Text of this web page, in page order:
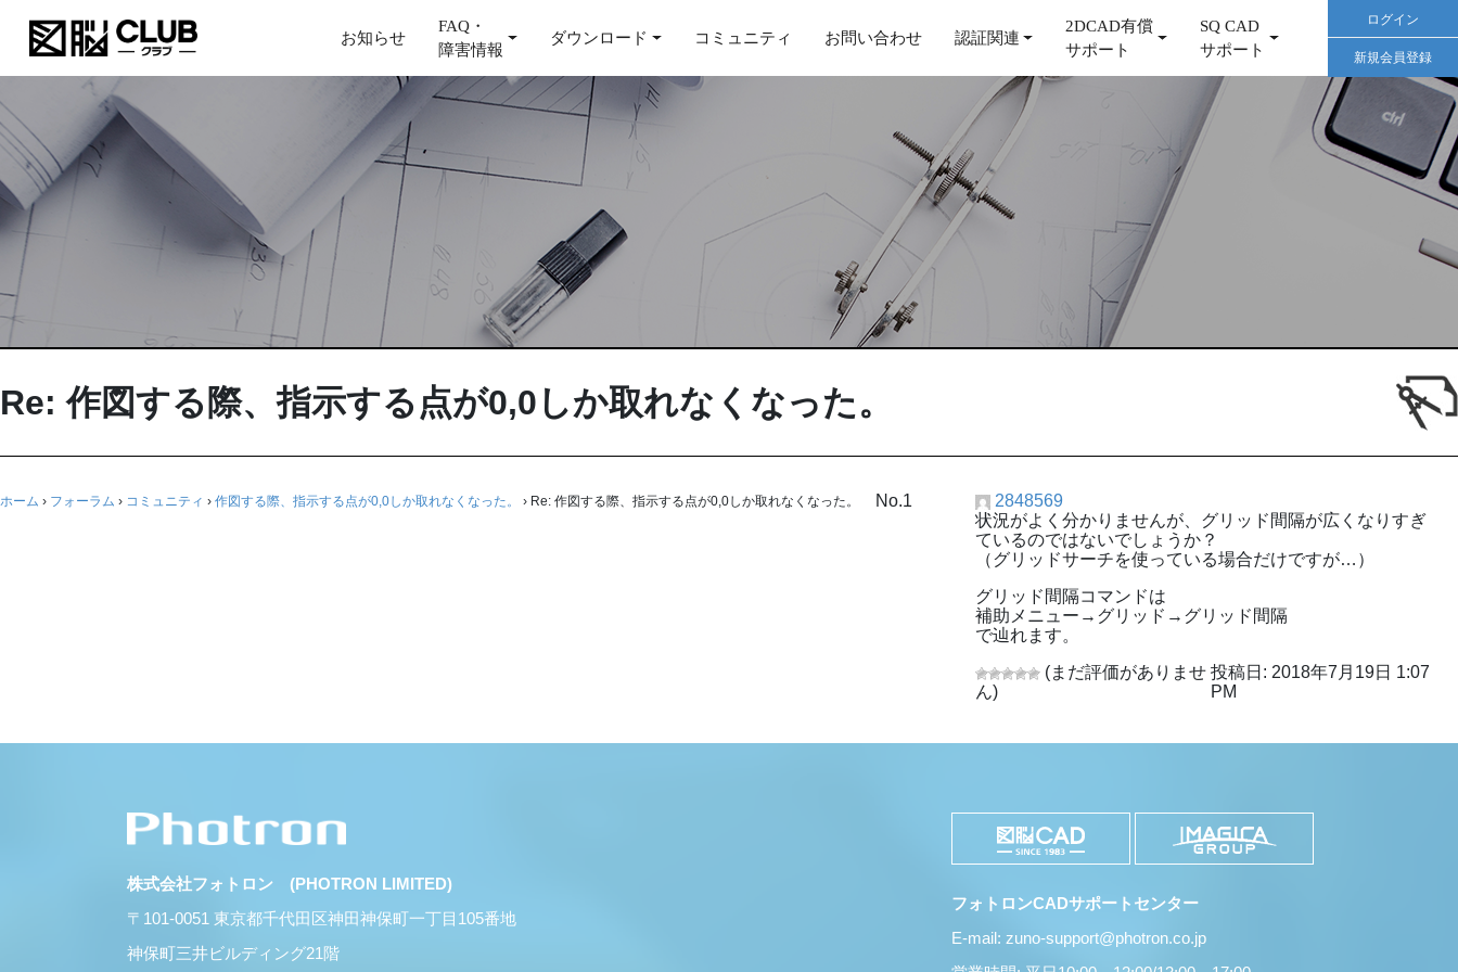
お知らせ
FAQ・
障害情報
ダウンロード コミュニティ お問い合わせ 認証関連
2DCAD有償
サポート
SQ CAD
サポート
ログイン
新規会員登録
Re: 作図する際、指示する点が0,0しか取れなくなった。
ホーム › フォーラム › コミュニティ › 作図する際、指示する点が0,0しか取れなくなった。 › Re: 作図する際、指示する点が0,0しか取れなくなった。 No.1
2848569
状況がよく分かりませんが、グリッド間隔が広くなりすぎ
ているのではないでしょうか？
（グリッドサーチを使っている場合だけですが…）
グリッド間隔コマンドは
補助メニュー→グリッド→グリッド間隔
で辿れます。
(まだ評価がありませ
ん)
投稿日: 2018年7月19日 1:07
PM
株式会社フォトロン (PHOTRON LIMITED)
〒101-0051 東京都千代田区神田神保町一丁目105番地
神保町三井ビルディング21階
フォトロンCADサポートセンター
E-mail: zuno-support@photron.co.jp